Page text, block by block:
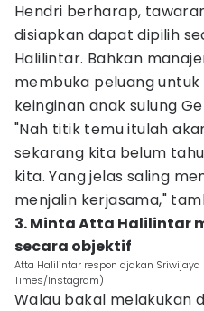
Hendri berharap,
disiapkan dapat dipilih
Halilintar. Bahkan
membuka peluang
keinginan anak sulung
"Nah titik temu itulah
sekarang kita belum
kita. Yang jelas saling
menjalin kerjasama,"
3. Minta Atta Halilintar
secara objektif
Atta Halilintar respon ajakan Sriwijaya
Times/Instagram)
Walau bakal melakukan